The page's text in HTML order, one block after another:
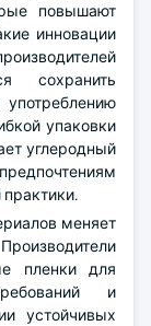
повышают
инновации
сохранить
упаковки
углеродный
практики.
меняет
пленки для
и
устойчивых